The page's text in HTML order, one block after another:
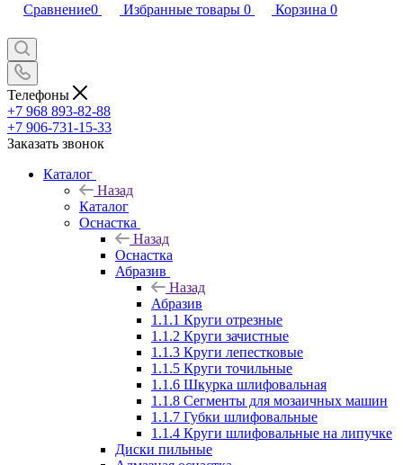
Сравнение0 Избранные товары 0 Корзина 0
Телефоны
+7 968 893-82-88
+7 906-731-15-33
Заказать звонок
Каталог
Назад
Каталог
Оснастка
Назад
Оснастка
Абразив
Назад
Абразив
1.1.1 Круги отрезные
1.1.2 Круги зачистные
1.1.3 Круги лепестковые
1.1.5 Круги точильные
1.1.6 Шкурка шлифовальная
1.1.8 Сегменты для мозаичных машин
1.1.7 Губки шлифовальные
1.1.4 Круги шлифовальные на липучке
Диски пильные